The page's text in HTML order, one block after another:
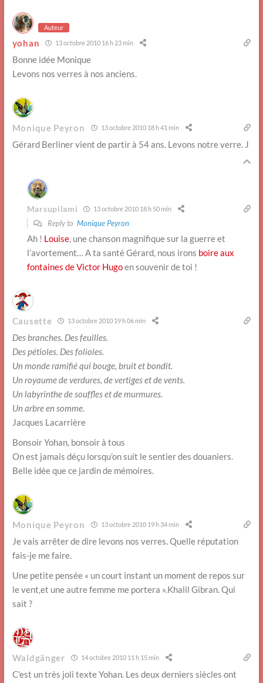
Auteur
yohan 13 octobre 2010 16 h 23 min
Bonne idée Monique
Levons nos verres à nos anciens.
Monique Peyron 13 octobre 2010 18 h 41 min
Gérard Berliner vient de partir à 54 ans. Levons notre verre. J
Marsupilami 13 octobre 2010 18 h 50 min
Reply to Monique Peyron
Ah ! Louise, une chanson magnifique sur la guerre et
l’avortement… A ta santé Gérard, nous irons boire aux
fontaines de Victor Hugoen souvenir de toi !
Causette 13 octobre 2010 19 h 06 min
Des branches. Des feuilles.
Des pétioles. Des folioles.
Un monde ramifié qui bouge, bruit et bondit.
Un royaume de verdures, de vertiges et de vents.
Un labyrinthe de souffles et de murmures.
Un arbre en somme.
Jacques Lacarrière
Bonsoir Yohan, bonsoir à tous
On est jamais déçu lorsqu’on suit le sentier des douaniers.
Belle idée que ce jardin de mémoires.
Monique Peyron 13 octobre 2010 19 h 34 min
Je vais arrêter de dire levons nos verres. Quelle réputation
fais-je me faire.
Une petite pensée « un court instant un moment de repos sur
le vent,et une autre femme me portera ».Khalil Gibran. Qui
sait ?
Waldgänger 14 octobre 2010 11 h 15 min
C’est un très joli texte Yohan. Les deux derniers siècles ont